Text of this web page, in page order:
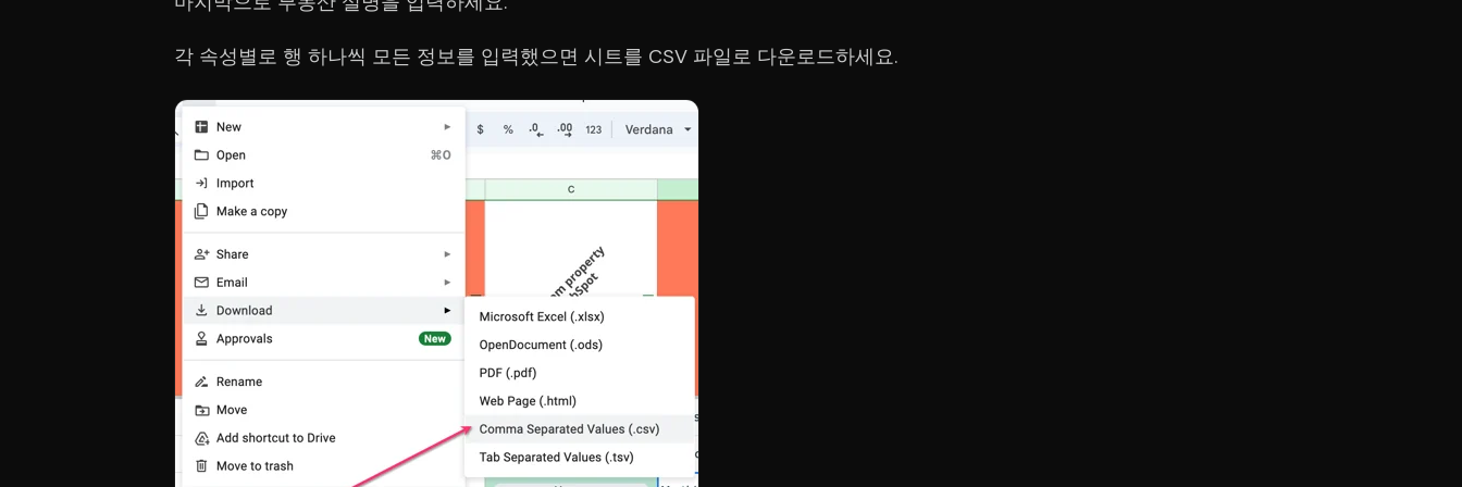
각 속성별로 행 하나씩 모든 정보를 입력했으면 시트를 CSV 파일로 다운로드하세요.